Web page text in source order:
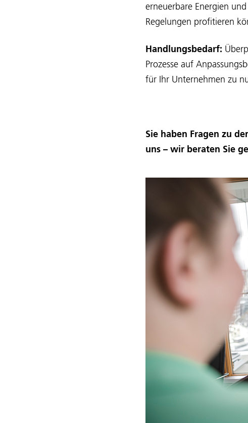
erneuerbare Energien
Regelungen profitieren
Handlungsbedarf:
Prozesse auf
für Ihr Unternehmen zu
Sie haben Fragen zu
uns – wir beraten Sie